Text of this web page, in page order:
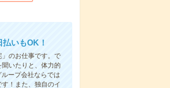
いもOK！
のお仕事です。で
いたりと、体力的
ープ会社ならでは
！また、独自のイ